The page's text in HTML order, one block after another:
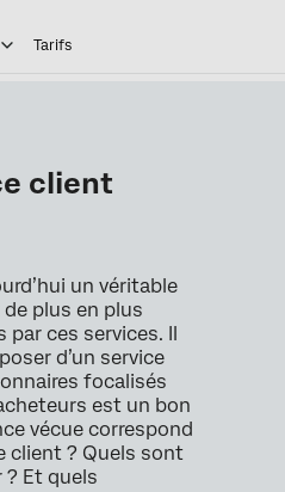
Tarifs
client
un véritable
plus en plus
par ces services. Il
d’un service
focalisés
est un bon
vécue correspond
client ? Quels sont
? Et quels